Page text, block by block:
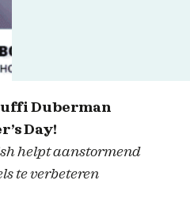
Duberman
Day!
helpt aanstormend
te verbeteren